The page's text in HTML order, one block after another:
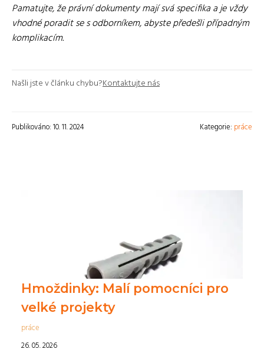
Pamatujte, že právní dokumenty mají svá specifika a je vždy
vhodné poradit se s odborníkem, abyste předešli případným
komplikacím.
Našli jste v článku chybu?Kontaktujte nás
Publikováno: 10. 11. 2024 Kategorie: práce
Hmoždinky: Malí pomocníci pro
velké projekty
práce
26. 05. 2026